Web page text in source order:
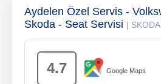
Aydelen Özel Servis -
Skoda - Seat Servisi |
4.7 Google Maps